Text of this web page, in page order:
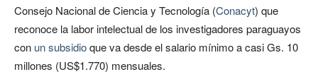
Consejo Nacional de Ciencia y Tecnología (Conacyt) que
reconoce la labor intelectual de los investigadores paraguayos
con un subsidioque va desde el salario mínimo a casi Gs. 10
millones (US$1.770) mensuales.